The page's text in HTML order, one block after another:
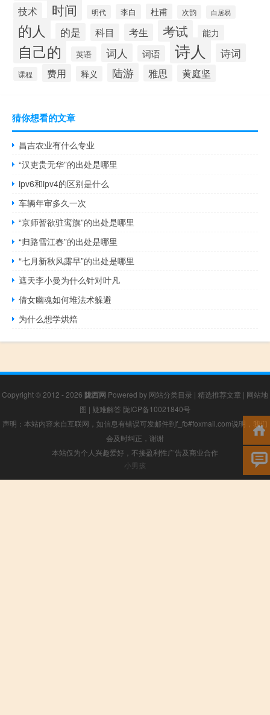
技术 时间 明代 李白 杜甫 次韵 白居易
的人 的是 科目 考生 考试 能力
自己的 英语 词人 词语 诗人 诗词
课程 费用 释义 陆游 雅思 黄庭坚
猜你想看的文章
昌吉农业有什么专业
“汉吏贵无华”的出处是哪里
ipv6和ipv4的区别是什么
车辆年审多久一次
“京师暂欲驻鸾旗”的出处是哪里
“归路雪江春”的出处是哪里
“七月新秋风露早”的出处是哪里
遮天李小曼为什么针对叶凡
倩女幽魂如何堆法术躲避
为什么想学烘焙
Copyright © 2012 - 2026 陇西网 Powered by 网站分类目录 | 精选推荐文章 | 网站地
图 | 疑难解答 陇ICP备10021840号
声明：本站内容来自互联网，如信息有错误可发邮件到f_fb#foxmail.com说明，我们
会及时纠正，谢谢
本站仅为个人兴趣爱好，不接盈利性广告及商业合作
小男孩